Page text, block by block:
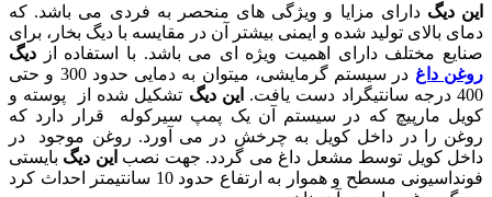
این دیگ دارای مزایا و ویژگی های منحصر به فردی می باشد. که
دمای بالای تولید شده و ایمنی بیشتر آن در مقایسه با دیگ بخار، برای
صنایع مختلف دارای اهمیت ویژه ای می باشد. با استفاده از دیگ
روغن داغ
در سیستم گرمایشی، میتوان به دمایی حدود 300 و حتی
400 درجه سانتیگراد دست یافت.
این دیگ تشکیل شده از پوسته و
کویل مارپیچ که در سیستم آن یک پمپ سیرکوله قرار دارد که
روغن را در داخل کویل به چرخش در می آورد. روغن موجود در
داخل کویل توسط مشعل داغ می گردد. جهت نصب این دیگ بایستی
فونداسیونی مسطح و هموار به ارتفاع حدود 10 سانتیمتر احداث کرد